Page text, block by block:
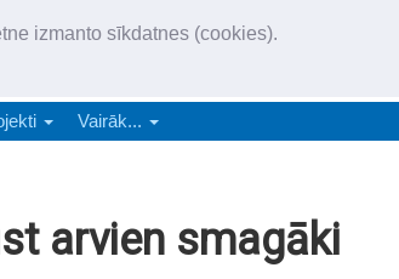
izmanto sīkdatnes (cookies).
Laiks” latviešu valodā aptver Daugavpils valstspilsētu,
Vairāk...
arvien smagāki